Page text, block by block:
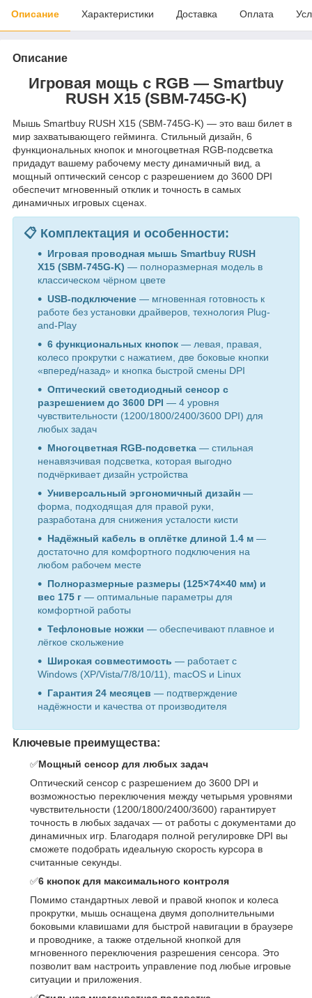
Описание Характеристики Доставка Оплата
Описание
Игровая мощь с RGB — Smartbuy
RUSH X15 (SBM-745G-K)
Мышь Smartbuy RUSH X15 (SBM-745G-K) — это ваш билет в
мир захватывающего гейминга. Стильный дизайн, 6
функциональных кнопок и многоцветная RGB-подсветка
придадут вашему рабочему месту динамичный вид, а
мощный оптический сенсор с разрешением до 3600 DPI
обеспечит мгновенный отклик и точность в самых
динамичных игровых сценах.
📋 Комплектация и особенности:
Игровая проводная мышь Smartbuy RUSH
X15 (SBM-745G-K) — полноразмерная модель в
классическом чёрном цвете
USB-подключение — мгновенная готовность к
работе без установки драйверов, технология Plug-
and-Play
6 функциональных кнопок — левая, правая,
колесо прокрутки с нажатием, две боковые кнопки
«вперед/назад» и кнопка быстрой смены DPI
Оптический светодиодный сенсор с
разрешением до 3600 DPI — 4 уровня
чувствительности (1200/1800/2400/3600 DPI) для
любых задач
Многоцветная RGB-подсветка — стильная
ненавязчивая подсветка, которая выгодно
подчёркивает дизайн устройства
Универсальный эргономичный дизайн —
форма, подходящая для правой руки,
разработана для снижения усталости кисти
Надёжный кабель в оплётке длиной 1.4 м —
достаточно для комфортного подключения на
любом рабочем месте
Полноразмерные размеры (125×74×40 мм) и
вес 175 г — оптимальные параметры для
комфортной работы
Тефлоновые ножки — обеспечивают плавное и
лёгкое скольжение
Широкая совместимость — работает с
Windows (XP/Vista/7/8/10/11), macOS и Linux
Гарантия 24 месяцев — подтверждение
надёжности и качества от производителя
Ключевые преимущества:
✅Мощный сенсор для любых задач
Оптический сенсор с разрешением до 3600 DPI и
возможностью переключения между четырьмя уровнями
чувствительности (1200/1800/2400/3600) гарантирует
точность в любых задачах — от работы с документами до
динамичных игр. Благодаря полной регулировке DPI вы
сможете подобрать идеальную скорость курсора в
считанные секунды.
✅6 кнопок для максимального контроля
Помимо стандартных левой и правой кнопок и колеса
прокрутки, мышь оснащена двумя дополнительными
боковыми клавишами для быстрой навигации в браузере
и проводнике, а также отдельной кнопкой для
мгновенного переключения разрешения сенсора. Это
позволит вам настроить управление под любые игровые
ситуации и приложения.